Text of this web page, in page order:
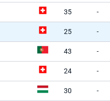
35 -
25 -
43 -
24 -
30 -